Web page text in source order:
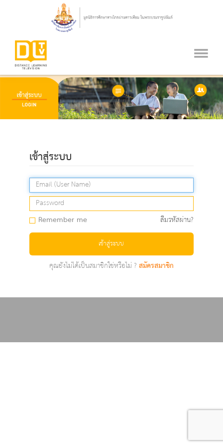
เข้าสู่ระบบ
Remember me ลืมรหัสผ่าน?
เข้าสู่ระบบ
คุณยังไม่ได้เป็นสมาชิกใช่หรือไม่ ?สมัครสมาชิก